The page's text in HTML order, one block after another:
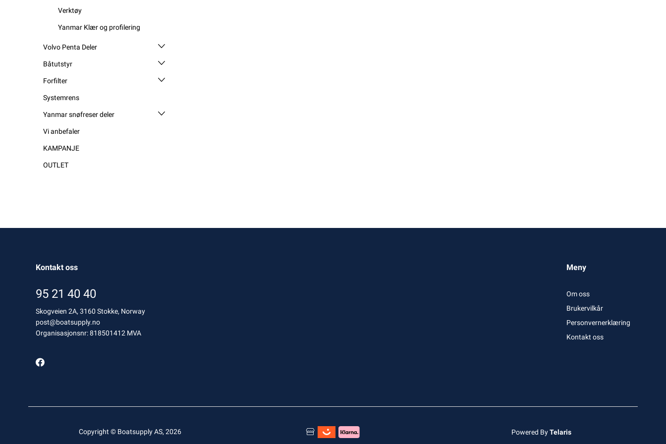
Verktøy
Yanmar Klær og profilering
Volvo Penta Deler
Båtutstyr
Forfilter
Systemrens
Yanmar snøfreser deler
Vi anbefaler
KAMPANJE
OUTLET
Kontakt oss
95 21 40 40
Skogveien 2A, 3160 Stokke, Norway
post@boatsupply.no
Organisasjonsnr: 818501412 MVA
Meny
Om oss
Brukervilkår
Personvernerklæring
Kontakt oss
Copyright © Boatsupply AS, 2026 Powered ByTelaris